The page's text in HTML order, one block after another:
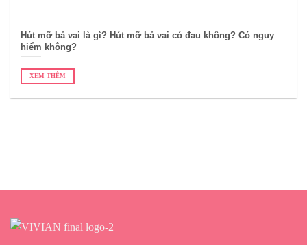
Hút mỡ bả vai là gì? Hút mỡ bả vai có đau không? Có nguy
hiểm không?
XEM THÊM